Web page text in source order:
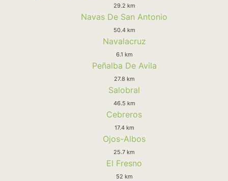
29.2 km
Navas De San Antonio
50.4 km
Navalacruz
6.1 km
Peñalba De Avila
27.8 km
Salobral
46.5 km
Cebreros
17.4 km
Ojos-Albos
25.7 km
El Fresno
52 km